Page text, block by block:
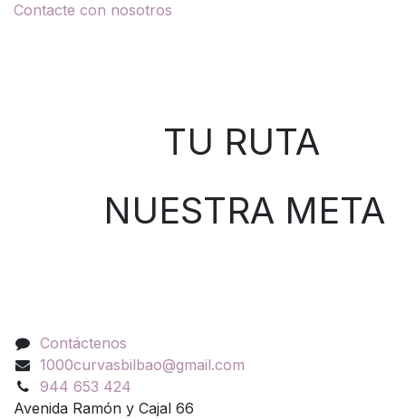
Contacte con nosotros
TU RUTA
NUESTRA META
Contáctenos
1000curvasbilbao@gmail.com
944 653 424
Avenida Ramón y Cajal 66